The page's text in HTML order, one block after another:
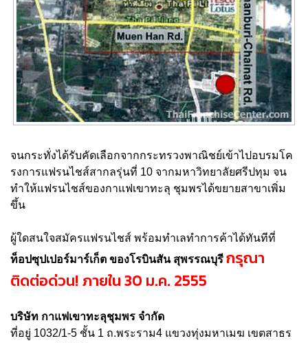
จนกระทั่งได้รับคัดเลือกจากกระทรวงพาณิชย์เข้าไปอบรมโค
รงการแฟรนไชส์สากลรุ่นที่ 10 จากมหาวิทยาลัยศรีปทุม จน
ทำให้แฟรนไชส์ของกาแฟเขาทะลุ ชุมพรได้ขยายสาขาเพิ่ม
ขึ้น
ผู้ใดสนใจสมัครแฟรนไชส์ พร้อมทำเลทำการค้าได้ทันทีที่
ท็อปซุปเปอร์มาร์เก็ต ของโรบินสัน สุพรรณบุรี กรุณา
ติดต่อด่วน! ภายใน 30 ม.ค. 2555
บริษัท กาแฟเขาทะลุชุมพร จำกัด
ที่อยู่ 1032/1-5 ชั้น 1 ถ.พระราม4 แขวงทุ่งมหาเมฆ เขตสาธร